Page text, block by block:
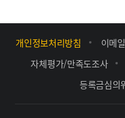
개인정보처리방침 이메
자체평가/만족도조사
등록금심의